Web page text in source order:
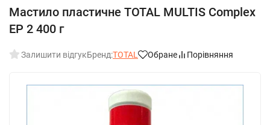
Мастило пластичне TOTAL MULTIS Complex
EP 2 400 г
Залишити відгукБренд:TOTAL Обране Порівняння